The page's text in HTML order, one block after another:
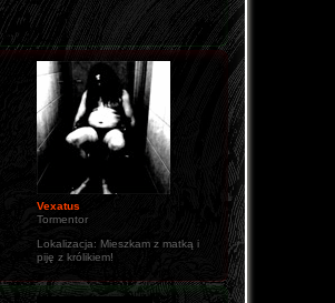
Vexatus
Tormentor
Lokalizacja: Mieszkam z matką i
piję z królikiem!